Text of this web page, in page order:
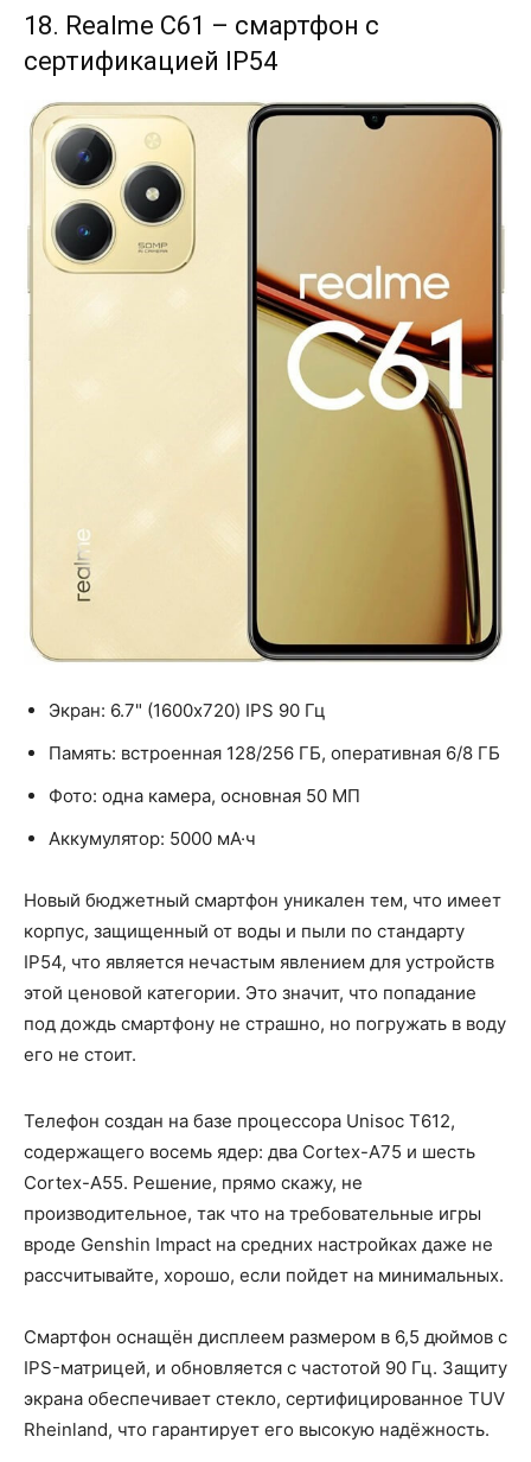
18. Realme C61 – смартфон с
сертификацией IP54
Экран: 6.7" (1600x720) IPS 90 Гц
Память: встроенная 128/256 ГБ, оперативная 6/8 ГБ
Фото: одна камера, основная 50 МП
Аккумулятор: 5000 мА·ч
Новый бюджетный смартфон уникален тем, что имеет
корпус, защищенный от воды и пыли по стандарту
IP54, что является нечастым явлением для устройств
этой ценовой категории. Это значит, что попадание
под дождь смартфону не страшно, но погружать в воду
его не стоит.
Телефон создан на базе процессора Unisoc T612,
содержащего восемь ядер: два Cortex-A75 и шесть
Cortex-A55. Решение, прямо скажу, не
производительное, так что на требовательные игры
вроде Genshin Impact на средних настройках даже не
рассчитывайте, хорошо, если пойдет на минимальных.
Смартфон оснащён дисплеем размером в 6,5 дюймов с
IPS-матрицей, и обновляется с частотой 90 Гц. Защиту
экрана обеспечивает стекло, сертифицированное TUV
Rheinland, что гарантирует его высокую надёжность.